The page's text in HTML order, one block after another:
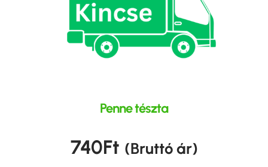
Penne tészta
740Ft (Bruttó ár)